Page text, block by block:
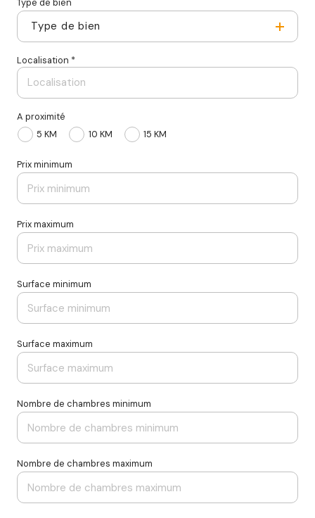
Type de bien
Localisation *
A proximité
5 KM
10 KM 15 KM
Prix minimum
Prix maximum
Surface minimum
Surface maximum
Nombre de chambres minimum
Nombre de chambres maximum